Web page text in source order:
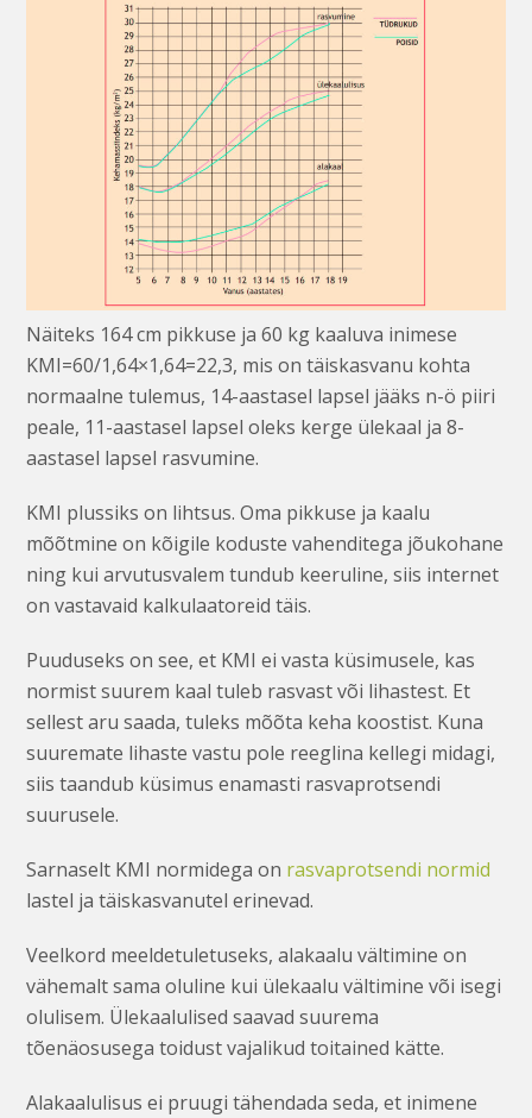
Näiteks 164 cm pikkuse ja 60 kg kaaluva inimese
KMI=60/1,64×1,64=22,3, mis on täiskasvanu kohta
normaalne tulemus, 14-aastasel lapsel jääks n-ö piiri
peale, 11-aastasel lapsel oleks kerge ülekaal ja 8-
aastasel lapsel rasvumine.
KMI plussiks on lihtsus. Oma pikkuse ja kaalu
mõõtmine on kõigile koduste vahenditega jõukohane
ning kui arvutusvalem tundub keeruline, siis internet
on vastavaid kalkulaatoreid täis.
Puuduseks on see, et KMI ei vasta küsimusele, kas
normist suurem kaal tuleb rasvast või lihastest. Et
sellest aru saada, tuleks mõõta keha koostist. Kuna
suuremate lihaste vastu pole reeglina kellegi midagi,
siis taandub küsimus enamasti rasvaprotsendi
suurusele.
Sarnaselt KMI normidega on rasvaprotsendi normid
lastel ja täiskasvanutel erinevad.
Veelkord meeldetuletuseks, alakaalu vältimine on
vähemalt sama oluline kui ülekaalu vältimine või isegi
olulisem. Ülekaalulised saavad suurema
tõenäosusega toidust vajalikud toitained kätte.
Alakaalulisus ei pruugi tähendada seda, et inimene